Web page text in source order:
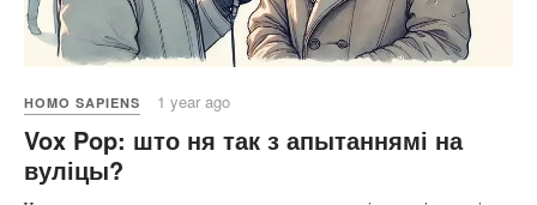
HOMO SAPIENS 1 year ago
Vox Pop: што ня так з апытаннямі на
вуліцы?